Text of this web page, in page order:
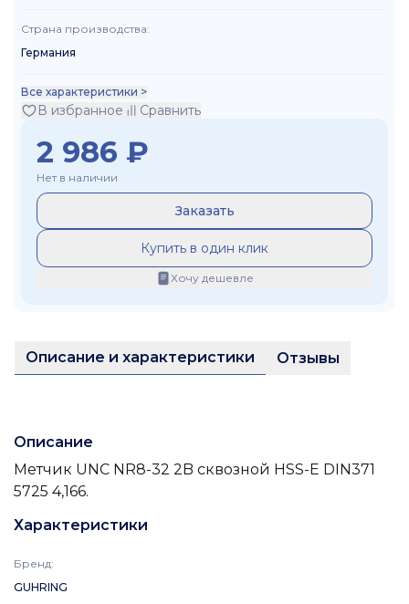
Страна производства:
Германия
Все характеристики >
В избранное Сравнить
2 986 ₽
Нет в наличии
Заказать
Купить в один клик
Хочу дешевле
Описание и характеристики Отзывы
Описание
Метчик UNC NR8-32 2B сквозной HSS-E DIN371
5725 4,166.
Характеристики
Бренд:
GUHRING